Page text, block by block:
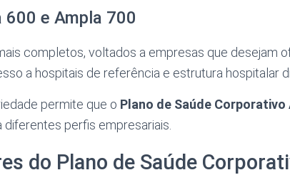
600 e Ampla 700
completos, voltados a empresas que desejam
a hospitais de referência e estrutura hospitalar
permite que o Plano de Saúde
diferentes perfis empresariais.
do Plano de Saúde